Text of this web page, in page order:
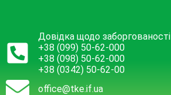
Довідка щодо заборгованості
+38 (099) 50-62-000
+38 (098) 50-62-000
+38 (0342) 50-62-00
office@tke.if.ua